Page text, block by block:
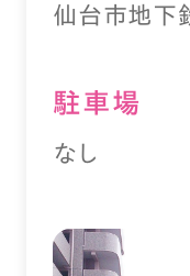
仙台市地下
駐⾞場
なし